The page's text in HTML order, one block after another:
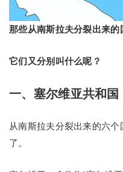
那些从南斯拉夫分裂出来
它们又分别叫什么呢？
一、塞尔维亚共和国
从南斯拉夫分裂出来的六
了。